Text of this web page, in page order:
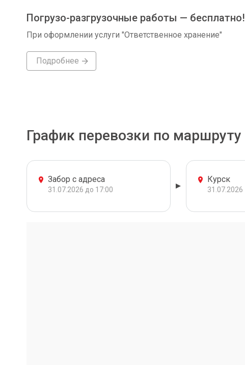
Погрузо-разгрузочные работы — бесплатно!
При оформлении услуги "Ответственное хранение"
Подробнее
График перевозки по маршруту
Забор с адреса
31.07.2026 до 17:00
Курск
31.07.2026